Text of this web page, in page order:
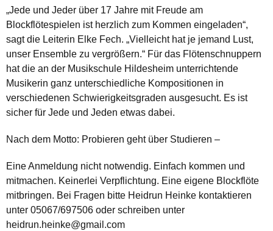
„Jede und Jeder über 17 Jahre mit Freude am
Blockflötespielen ist herzlich zum Kommen eingeladen“,
sagt die Leiterin Elke Fech. „Vielleicht hat je jemand Lust,
unser Ensemble zu vergrößern.“ Für das Flötenschnuppern
hat die an der Musikschule Hildesheim unterrichtende
Musikerin ganz unterschiedliche Kompositionen in
verschiedenen Schwierigkeitsgraden ausgesucht. Es ist
sicher für Jede und Jeden etwas dabei.
Nach dem Motto: Probieren geht über Studieren –
Eine Anmeldung nicht notwendig. Einfach kommen und
mitmachen. Keinerlei Verpflichtung. Eine eigene Blockflöte
mitbringen. Bei Fragen bitte Heidrun Heinke kontaktieren
unter 05067/697506 oder schreiben unter
heidrun.heinke@gmail.com